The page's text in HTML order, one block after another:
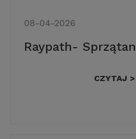
08-04-2026
Raypath-
CZYTAJ >